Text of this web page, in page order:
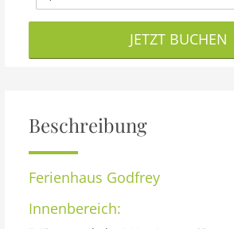
JETZT BUCHEN
Beschreibung
Ferienhaus Godfrey
Innenbereich: